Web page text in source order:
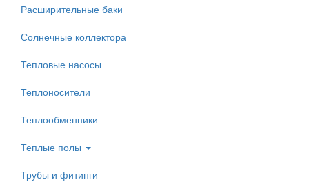
Расширительные баки
Солнечные коллектора
Тепловые насосы
Теплоносители
Теплообменники
Теплые полы
Трубы и фитинги